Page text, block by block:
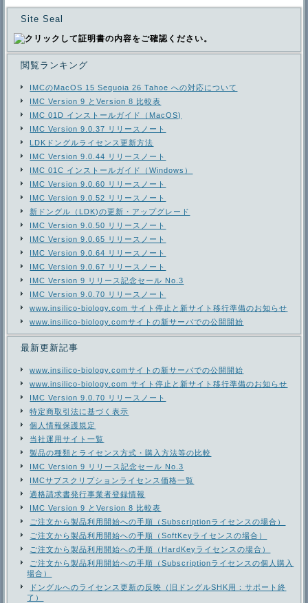
Site Seal
閲覧ランキング
IMCのMacOS 15 Sequoia 26 Tahoe への対応について
IMC Version 9 とVersion 8 比較表
IMC 01D インストールガイド（MacOS)
IMC Version 9.0.37 リリースノート
LDKドングルライセンス更新方法
IMC Version 9.0.44 リリースノート
IMC 01C インストールガイド（Windows）
IMC Version 9.0.60 リリースノート
IMC Version 9.0.52 リリースノート
新ドングル（LDK)の更新・アップグレード
IMC Version 9.0.50 リリースノート
IMC Version 9.0.65 リリースノート
IMC Version 9.0.64 リリースノート
IMC Version 9.0.67 リリースノート
IMC Version 9 リリース記念セール No.3
IMC Version 9.0.70 リリースノート
www.insilico-biology.com サイト停止と新サイト移行準備のお知らせ
www.insilico-biology.comサイトの新サーバでの公開開始
最新更新記事
www.insilico-biology.comサイトの新サーバでの公開開始
www.insilico-biology.com サイト停止と新サイト移行準備のお知らせ
IMC Version 9.0.70 リリースノート
特定商取引法に基づく表示
個人情報保護規定
当社運用サイト一覧
製品の種類とライセンス方式・購入方法等の比較
IMC Version 9 リリース記念セール No.3
IMCサブスクリプションライセンス価格一覧
適格請求書発行事業者登録情報
IMC Version 9 とVersion 8 比較表
ご注文から製品利用開始への手順（Subscriptionライセンスの場合）
ご注文から製品利用開始への手順（SoftKeyライセンスの場合）
ご注文から製品利用開始への手順（HardKeyライセンスの場合）
ご注文から製品利用開始への手順（Subscriptionライセンスの個人購入
場合）
ドングルへのライセンス更新の反映（旧ドングルSHK用：サポート終
了）